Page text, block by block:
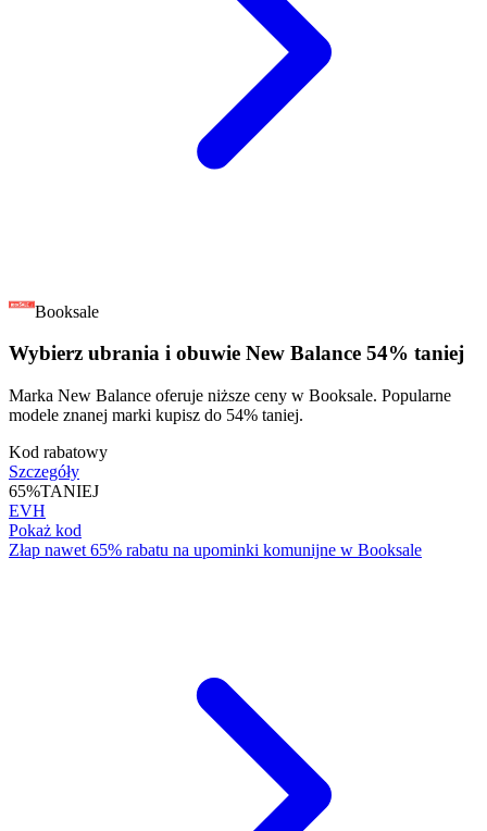
Booksale
Wybierz ubrania i obuwie New Balance 54% taniej
Marka New Balance oferuje niższe ceny w Booksale. Popularne
modele znanej marki kupisz do 54% taniej.
Kod rabatowy
Szczegóły
65%TANIEJ
EVH
Pokaż kod
Złap nawet 65% rabatu na upominki komunijne w Booksale